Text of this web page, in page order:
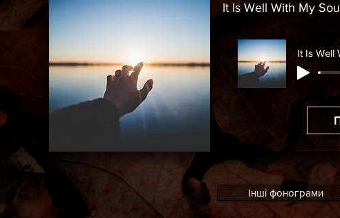
It Is Well With My
It Is Well
Інші фонограми